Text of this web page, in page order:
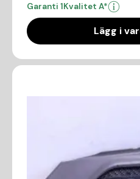
Garanti 1Kvalitet A*
Lägg i